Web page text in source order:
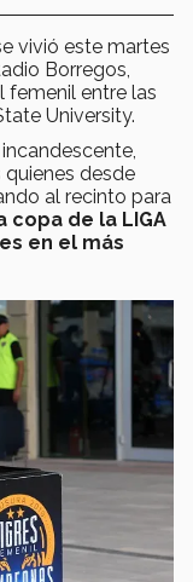
vivió este martes
Borregos,
entre las
University.
desde
al recinto para
copa de la LIGA
en el más